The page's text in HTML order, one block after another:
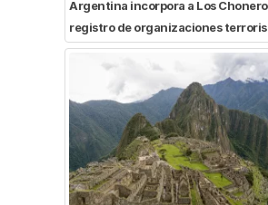
Argentina incorpora a Los
registro de organizaciones